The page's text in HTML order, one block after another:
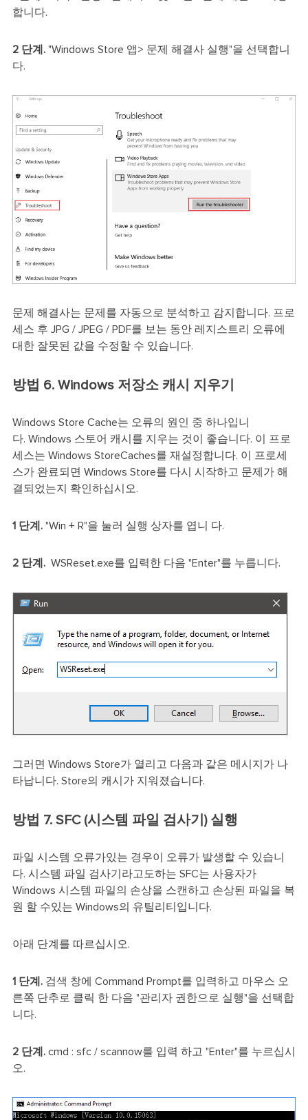
합니다.
2 단계. "Windows Store 앱> 문제 해결사 실행"을 선택합니
다.
문제 해결사는 문제를 자동으로 분석하고 감지합니다. 프로
세스 후 JPG / JPEG / PDF를 보는 동안 레지스트리 오류에
대한 잘못된 값을 수정할 수 있습니다.
방법 6. Windows 저장소 캐시 지우기
Windows Store Cache는 오류의 원인 중 하나입니
다. Windows 스토어 캐시를 지우는 것이 좋습니다. 이 프로
세스는 Windows StoreCaches를 재설정합니다. 이 프로세
스가 완료되면 Windows Store를 다시 시작하고 문제가 해
결되었는지 확인하십시오.
1 단계."Win + R"을 눌러 실행 상자를 엽니 다.
2 단계. WSReset.exe를 입력한 다음 "Enter"를 누릅니다.
그러면 Windows Store가 열리고 다음과 같은 메시지가 나
타납니다. Store의 캐시가 지워졌습니다.
방법 7. SFC (시스템 파일 검사기) 실행
파일 시스템 오류가있는 경우이 오류가 발생할 수 있습니
다. 시스템 파일 검사기라고도하는 SFC는 사용자가
Windows 시스템 파일의 손상을 스캔하고 손상된 파일을 복
원 할 수있는 Windows의 유틸리티입니다.
아래 단계를 따르십시오.
1 단계. 검색 창에 Command Prompt를 입력하고 마우스 오
른쪽 단추로 클릭 한 다음 "관리자 권한으로 실행"을 선택합
니다.
2 단계.cmd : sfc / scannow를 입력 하고 "Enter"를 누르십시
오.